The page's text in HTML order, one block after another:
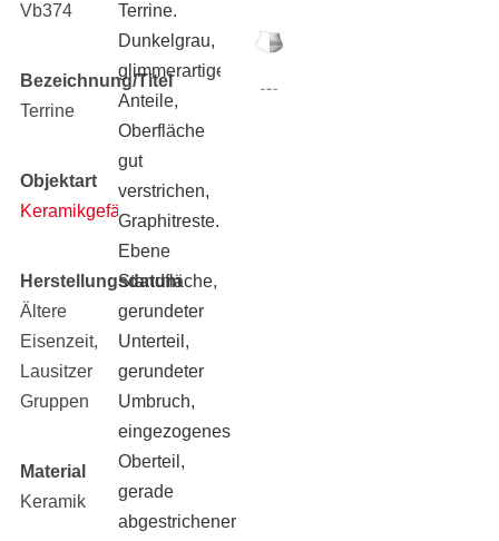
Vb374
Bezeichnung/Titel
Terrine
Objektart
Keramikgefäß
Herstellungsdatum
Ältere
Eisenzeit,
Lausitzer
Gruppen
Material
Keramik
Terrine.
Dunkelgrau,
glimmerartige
Anteile,
Oberfläche
gut
verstrichen,
Graphitreste.
Ebene
Standfläche,
gerundeter
Unterteil,
gerundeter
Umbruch,
eingezogenes
Oberteil,
gerade
abgestrichener